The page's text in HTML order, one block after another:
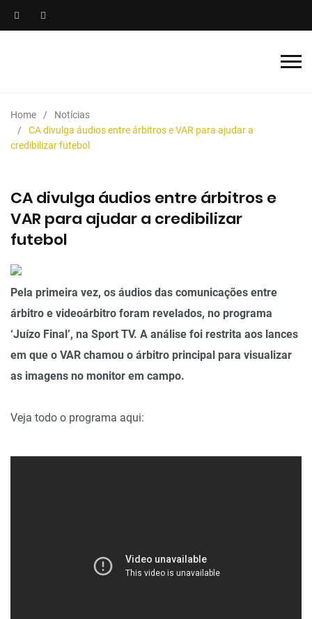
Home
Notícias
CA divulga áudios entre árbitros e VAR para ajudar a
credibilizar futebol
CA divulga áudios entre árbitros e
VAR para ajudar a credibilizar
futebol
Pela primeira vez, os áudios das comunicações entre
árbitro e videoárbitro foram revelados, no programa
‘Juízo Final’, na Sport TV. A análise foi restrita aos lances
em que o VAR chamou o árbitro principal para visualizar
as imagens no monitor em campo.
Veja todo o programa aqui: